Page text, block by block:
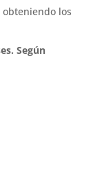
los
Según